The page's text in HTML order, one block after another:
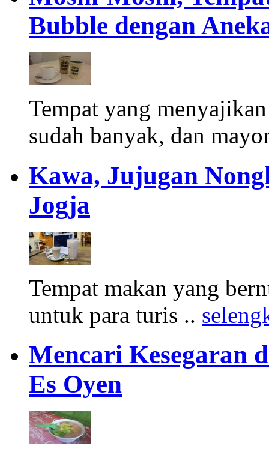
Bubble dengan
Tempat yang
sudah banyak, dan
Kawa, Jujugan
Jogja
Tempat makan yang
untuk para turis ..
Mencari Kesegaran
Es Oyen